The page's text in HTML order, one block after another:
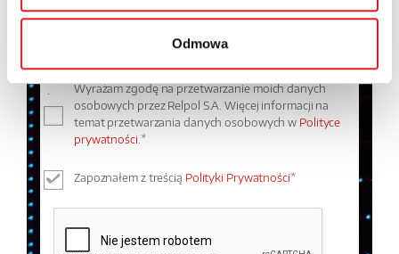
Odmowa
Wyrażam zgodę na przetwarzanie moich danych
osobowych przez Relpol S.A. Więcej informacji na
temat przetwarzania danych osobowych w Polityce
prywatności.*
Zapoznałem z treścią Polityki Prywatności*